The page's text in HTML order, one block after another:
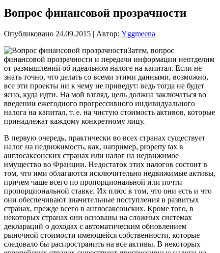
Вопрос финансовой прозрачности
Опубликовано 24.09.2015 | Автор: Yggmeena
Затем, вопрос
финансовой прозрачности и передачи информации неотделим
от размышлений об идеальном налоге на капитал. Если не
знать точно, что делать со всеми этими данными, возможно,
все эти проекты ни к чему не приведут: ведь тогда не будет
ясно, куда идти. На мой взгляд, цель должна заключаться во
введении ежегодного прогрессивного индивидуального
налога на капитал, т. е. на чистую стоимость активов, которые
принадлежат каждому конкретному лицу.
В первую очередь, практически во всех странах существует
налог на недвижимость, как, например, property tax в
англосаксонских странах или налог на недвижимое
имущество во Франции. Недостаток этих налогов состоит в
том, что ими облагаются исключительно недвижимые активы,
причем чаще всего по пропорциональной или почти
пропорциональной ставке. Их плюс в том, что они есть и что
они обеспечивают значительные поступления в развитых
странах, прежде всего в англосаксонских. Кроме того, в
некоторых странах они основаны на сложных системах
деклараций о доходах с автоматическим обновлением
рыночной стоимости имеющейся собственности, которые
следовало бы распространить на все активы. В некоторых